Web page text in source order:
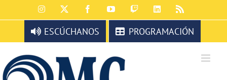
al
contenido
Instagram FacebookYouTubeTwitchLinkedIn
ESCÚCHANOS PROGRAMACIÓN